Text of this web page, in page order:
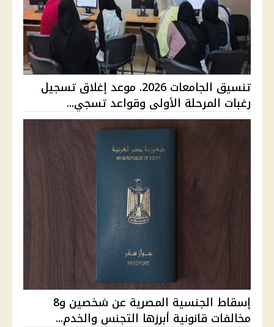
تنسيق الجامعات 2026. موعد إغلاق تسجيل
رغبات المرحلة الأولى وقواعد تسجي...
إسقاط الجنسية المصرية عن شخصين و8
مخالفات قانونية أبرزها التجنس والخدم...